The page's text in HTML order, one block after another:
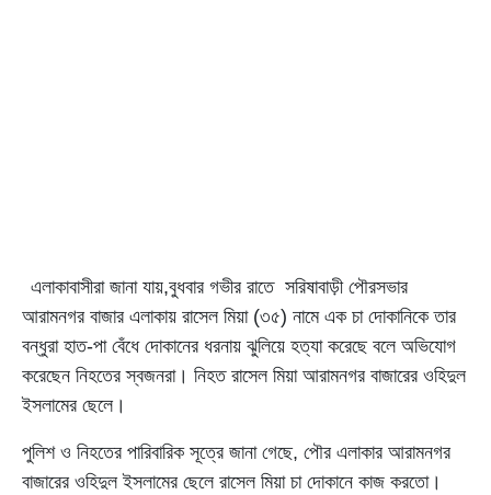
এলাকাবাসীরা জানা যায়,বুধবার গভীর রাতে সরিষাবাড়ী পৌরসভার
আরামনগর বাজার এলাকায় রাসেল মিয়া (৩৫) নামে এক চা দোকানিকে তার
বন্ধুরা হাত-পা বেঁধে দোকানের ধরনায় ঝুলিয়ে হত্যা করেছে বলে অভিযোগ
করেছেন নিহতের স্বজনরা। নিহত রাসেল মিয়া আরামনগর বাজারের ওহিদুল
ইসলামের ছেলে।
পুলিশ ও নিহতের পারিবারিক সূত্রে জানা গেছে, পৌর এলাকার আরামনগর
বাজারের ওহিদুল ইসলামের ছেলে রাসেল মিয়া চা দোকানে কাজ করতো।